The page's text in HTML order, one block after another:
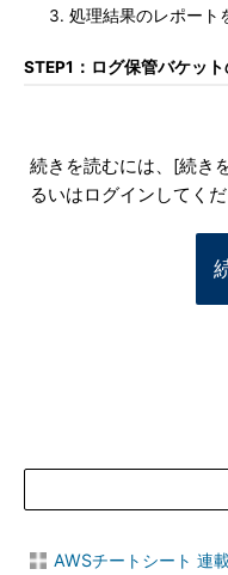
処理結果のレポート
STEP1：ログ保管バケッ
続きを読むには、[続き
るいはログインしてくだ
AWSチートシート 連